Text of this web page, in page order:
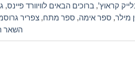
קראוץ',ברוכים הבאים לוויוורד פיינס,
מילר, ספר אימה, ספר מתח,צפריר
השאר